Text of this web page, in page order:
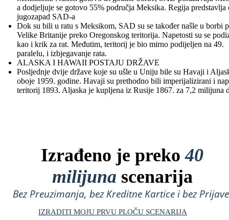
a dodjeljuje se gotovo 55% područja Meksika. Regija predstavlja
jugozapad SAD-a
Dok su bili u ratu s Meksikom, SAD su se također našle u borbi
Velike Britanije preko Oregonskog teritorija. Napetosti su se
kao i krik za rat. Međutim, teritorij je bio mirno podijeljen na 49.
paralelu, i izbjegavanje rata.
ALASKA I HAWAII POSTAJU DRŽAVE
Posljednje dvije države koje su ušle u Uniju bile su Havaji i
oboje 1959. godine. Havaji su prethodno bili imperijalizirani i
teritorij 1893. Aljaska je kupljena iz Rusije 1867. za 7,2 milijuna
Izrađeno je preko40
milijuna scenarija
Bez Preuzimanja, bez Kreditne Kartice i bez
IZRADITI MOJU PRVU PLOČU SCENARIJA